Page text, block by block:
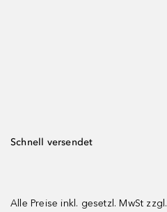
Schnell versendet
Alle Preise inkl. gesetzl. MwSt zzgl.